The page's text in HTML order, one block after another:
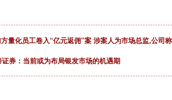
量化员工卷入“亿元返佣”案 涉案人为市场总监,公司
券：当前或为布局银发市场的机遇期